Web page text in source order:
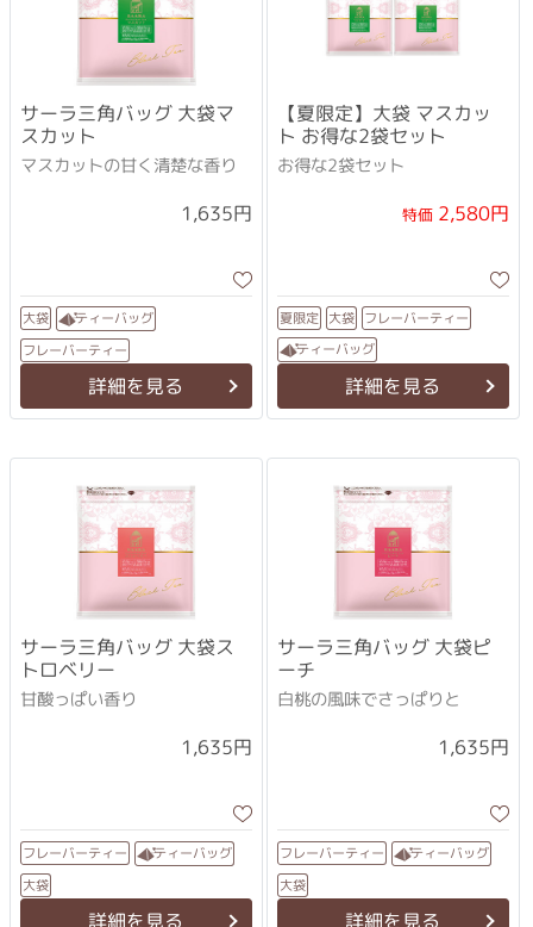
サーラ三角バッグ 大袋マ
スカット
マスカットの甘く清楚な香り
1,635円
大袋 ティーバッグ
フレーバーティー
詳細を見る
【夏限定】大袋 マスカッ
ト お得な2袋セット
お得な2袋セット
特価2,580円
夏限定 大袋 フレーバーティー
ティーバッグ
詳細を見る
サーラ三角バッグ 大袋ス
トロベリー
甘酸っぱい香り
1,635円
フレーバーティー ティーバッグ
大袋
詳細を見る
サーラ三角バッグ 大袋ピ
ーチ
白桃の風味でさっぱりと
1,635円
フレーバーティー ティーバッグ
大袋
詳細を見る